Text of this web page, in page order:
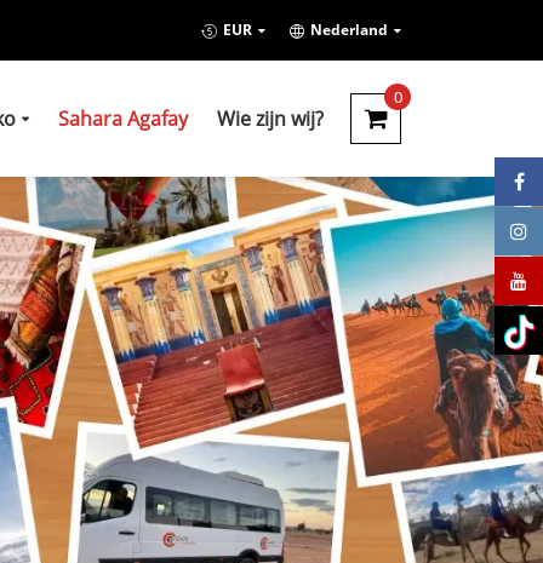
EUR Nederland
Sahara Agafay Wie zijn wij?
0